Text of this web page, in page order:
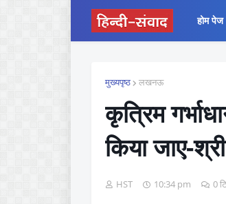
होम पेज
मुख्यपृष्ठ लखनऊ
कृत्रिम
किया जाए-
HST 10:34 pm 0